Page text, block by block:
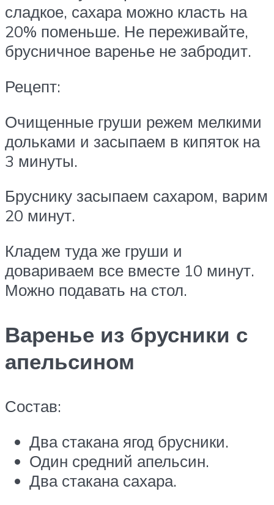
сладкое, сахара можно класть на
20% поменьше. Не переживайте,
брусничное варенье не забродит.
Рецепт:
Очищенные груши режем мелкими
дольками и засыпаем в кипяток на
3 минуты.
Бруснику засыпаем сахаром, варим
20 минут.
Кладем туда же груши и
довариваем все вместе 10 минут.
Можно подавать на стол.
Варенье из брусники с
апельсином
Состав:
Два стакана ягод брусники.
Один средний апельсин.
Два стакана сахара.